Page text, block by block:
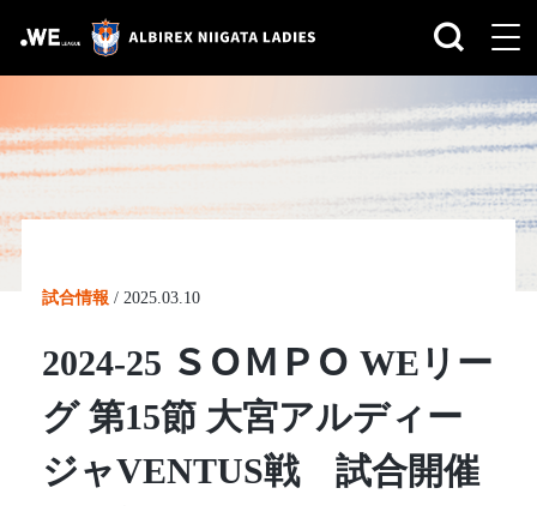
試合情報 / 2025.03.10
2024-25 ＳＯＭＰＯ WEリー
グ 第15節 大宮アルディー
ジャVENTUS戦 試合開催